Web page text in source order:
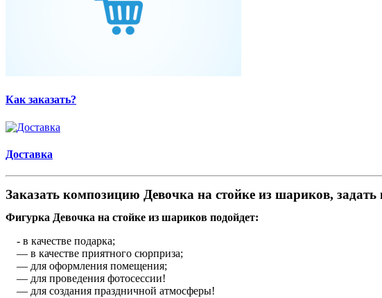
Как заказать?
Доставка
Заказать композицию Девочка на стойке из шариков,
Фигурка Девочка на стойке из шариков подойдет:
- в качестве подарка;
— в качестве приятного сюрприза;
— для оформления помещения;
— для проведения фотосессии!
— для создания праздничной атмосферы!